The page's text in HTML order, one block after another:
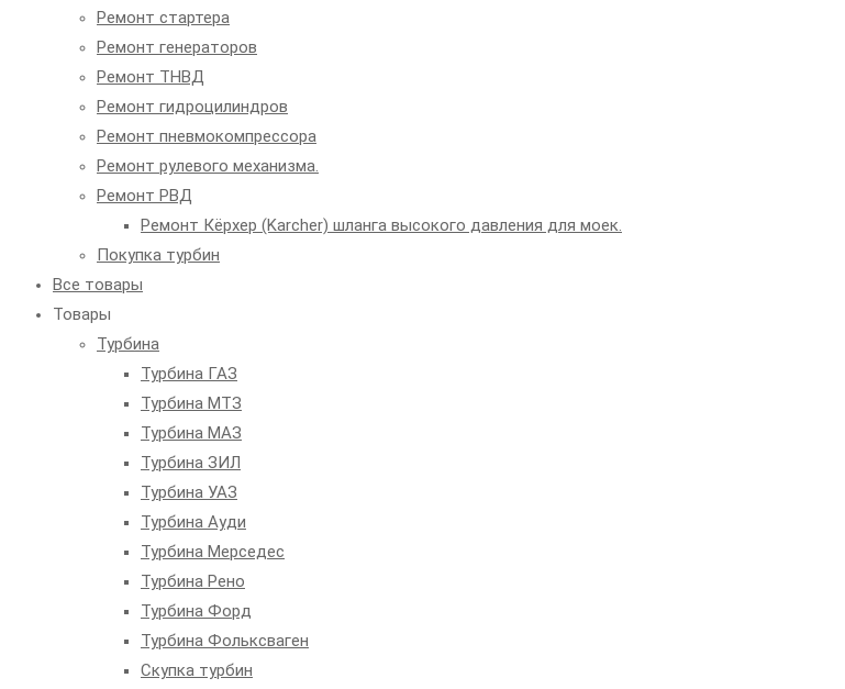
Ремонт стартера
Ремонт генераторов
Ремонт ТНВД
Ремонт гидроцилиндров
Ремонт пневмокомпрессора
Ремонт рулевого механизма.
Ремонт РВД
Ремонт Кёрхер (Karcher) шланга высокого давления для моек.
Покупка турбин
Все товары
Товары
Турбина
Турбина ГАЗ
Турбина МТЗ
Турбина МАЗ
Турбина ЗИЛ
Турбина УАЗ
Турбина Ауди
Турбина Мерседес
Турбина Рено
Турбина Форд
Турбина Фольксваген
Скупка турбин